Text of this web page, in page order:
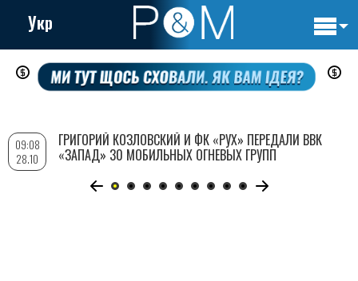
Перейти
содержанию
Укр
09:08
28.10
ГРИГОРИЙ КОЗЛОВСКИЙ И ФК «РУХ» ПЕРЕДАЛИ ВВК
«ЗАПАД» 30 МОБИЛЬНЫХ ОГНЕВЫХ ГРУПП